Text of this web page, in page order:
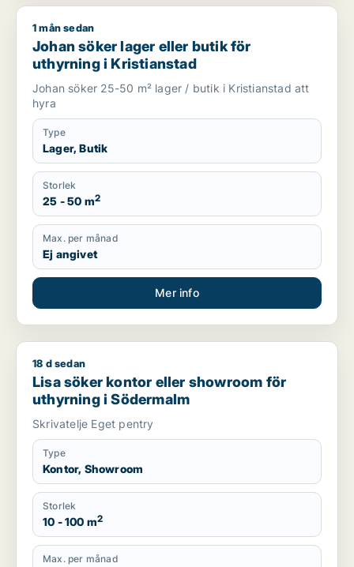
Johan söker lager eller butik för uthyrning i Kristianstad
1 mån sedan
Johan söker lager eller butik för
uthyrning i Kristianstad
Johan söker 25-50 m² lager / butik i Kristianstad att
hyra
Type
Lager, Butik
Storlek
25 - 50 m2
Max. per månad
Ej angivet
Mer info
Lisa söker kontor eller showroom för uthyrning i Södermalm
18 d sedan
Lisa söker kontor eller showroom för
uthyrning i Södermalm
Skrivatelje Eget pentry
Type
Kontor, Showroom
Storlek
10 - 100 m2
Max. per månad